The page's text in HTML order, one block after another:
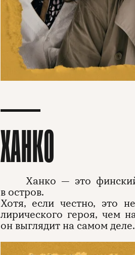
ХАНКО
Ханко — это
в остров.
Хотя, если честно, это
лирического героя, чем
он выглядит на самом